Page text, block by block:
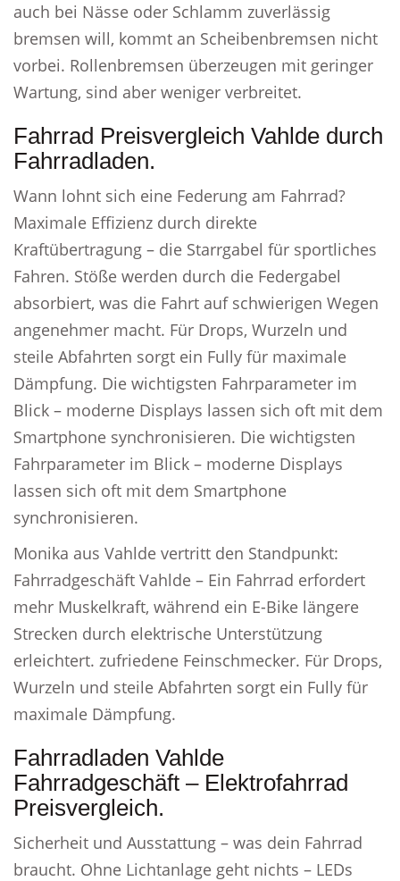
auch bei Nässe oder Schlamm zuverlässig
bremsen will, kommt an Scheibenbremsen nicht
vorbei. Rollenbremsen überzeugen mit geringer
Wartung, sind aber weniger verbreitet.
Fahrrad Preisvergleich Vahlde durch
Fahrradladen.
Wann lohnt sich eine Federung am Fahrrad?
Maximale Effizienz durch direkte
Kraftübertragung – die Starrgabel für sportliches
Fahren. Stöße werden durch die Federgabel
absorbiert, was die Fahrt auf schwierigen Wegen
angenehmer macht. Für Drops, Wurzeln und
steile Abfahrten sorgt ein Fully für maximale
Dämpfung. Die wichtigsten Fahrparameter im
Blick – moderne Displays lassen sich oft mit dem
Smartphone synchronisieren. Die wichtigsten
Fahrparameter im Blick – moderne Displays
lassen sich oft mit dem Smartphone
synchronisieren.
Monika aus Vahlde vertritt den Standpunkt:
Fahrradgeschäft Vahlde – Ein Fahrrad erfordert
mehr Muskelkraft, während ein E-Bike längere
Strecken durch elektrische Unterstützung
erleichtert. zufriedene Feinschmecker. Für Drops,
Wurzeln und steile Abfahrten sorgt ein Fully für
maximale Dämpfung.
Fahrradladen Vahlde
Fahrradgeschäft – Elektrofahrrad
Preisvergleich.
Sicherheit und Ausstattung – was dein Fahrrad
braucht. Ohne Lichtanlage geht nichts – LEDs